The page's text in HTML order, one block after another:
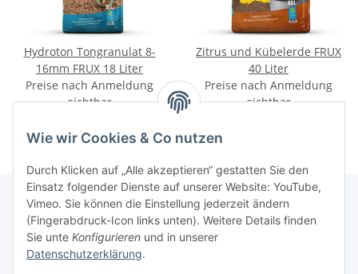
Hydroton Tongranulat 8-
16mm FRUX 18 Liter
Preise nach Anmeldung
sichtbar
Zitrus und Kübelerde FRUX
40 Liter
Preise nach Anmeldung
sichtbar
Informationen
Wie wir Cookies & Co nutzen
Durch Klicken auf „Alle akzeptieren“ gestatten Sie den
Einsatz folgender Dienste auf unserer Website: YouTube,
Vimeo. Sie können die Einstellung jederzeit ändern
(Fingerabdruck-Icon links unten). Weitere Details finden
Sie unte Konfigurieren und in unserer
Datenschutzerklärung.